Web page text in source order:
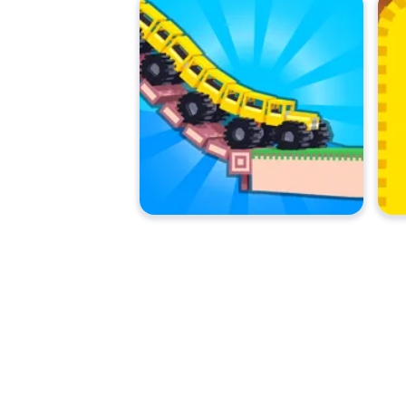
Stacktris, Fancade tarafından
Stacktris'i ücretsiz olarak nasıl
Stacktris'i ücretsiz olarak oynayabilirsiniz
Stacktris'i mobil cihazlarda ve
Stacktris'i bilgisayarınızda ve telefon,